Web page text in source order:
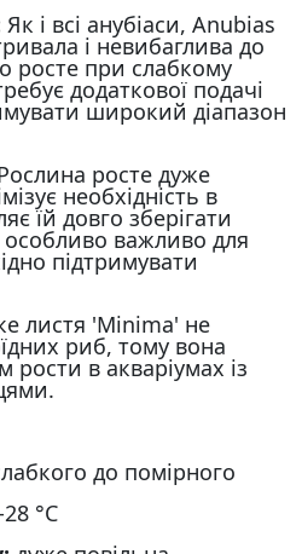
Як і всі анубіаси, Anubias
і невибаглива до
росте при слабкому
додаткової подачі
широкий діапазон
росте дуже
необхідність в
їй довго зберігати
важливо для
підтримувати
листя 'Minima' не
риб, тому вона
в акваріумах із
до помірного
°C